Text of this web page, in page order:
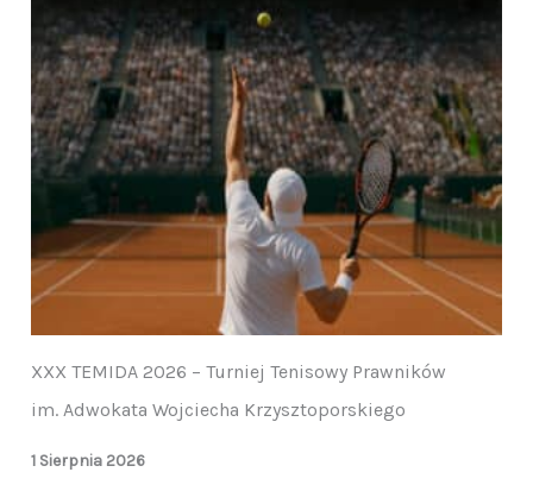
XXX TEMIDA 2026 – Turniej Tenisowy Prawników
im. Adwokata Wojciecha Krzysztoporskiego
1 Sierpnia 2026